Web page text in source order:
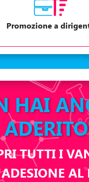
Promozione a
HAI
TUTTI I
AL